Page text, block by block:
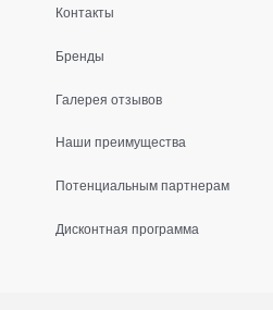
Контакты
Бренды
Галерея отзывов
Наши преимущества
Потенциальным партнерам
Дисконтная программа